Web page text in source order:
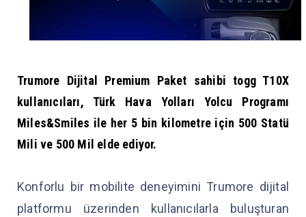
Trumore Dijital Premium Paket sahibitogg T10X
kullanıcıları, Türk Hava Yolları Yolcu Programı
Miles&Smiles ile her 5 bin kilometre için 500 Statü
Mili ve 500 Mil elde ediyor.
Konforlu bir mobilite deneyimini Trumore dijital
platformu üzerinden kullanıcılarla buluşturan